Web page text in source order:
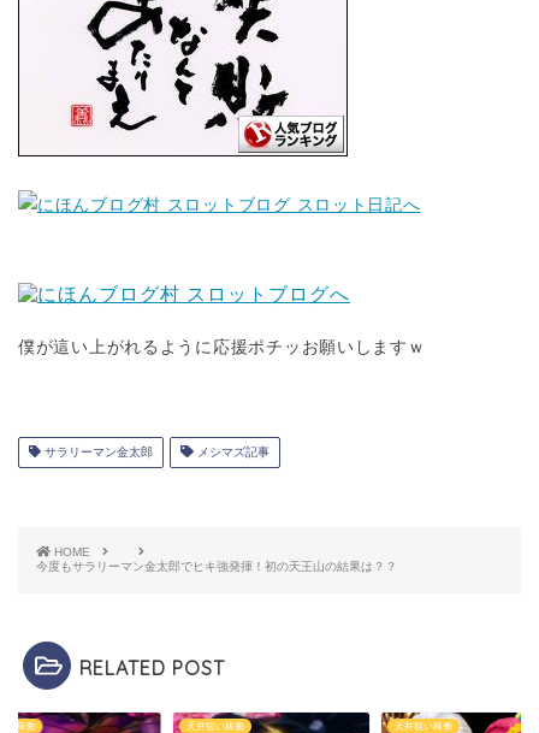
僕が這い上がれるように応援ポチッお願いしますｗ
サラリーマン金太郎 メシマズ記事
HOME
今度もサラリーマン金太郎でヒキ強発揮！初の天王山の結果は？？
RELATED POST
い稼働 天井狙い稼働 天井狙い稼働